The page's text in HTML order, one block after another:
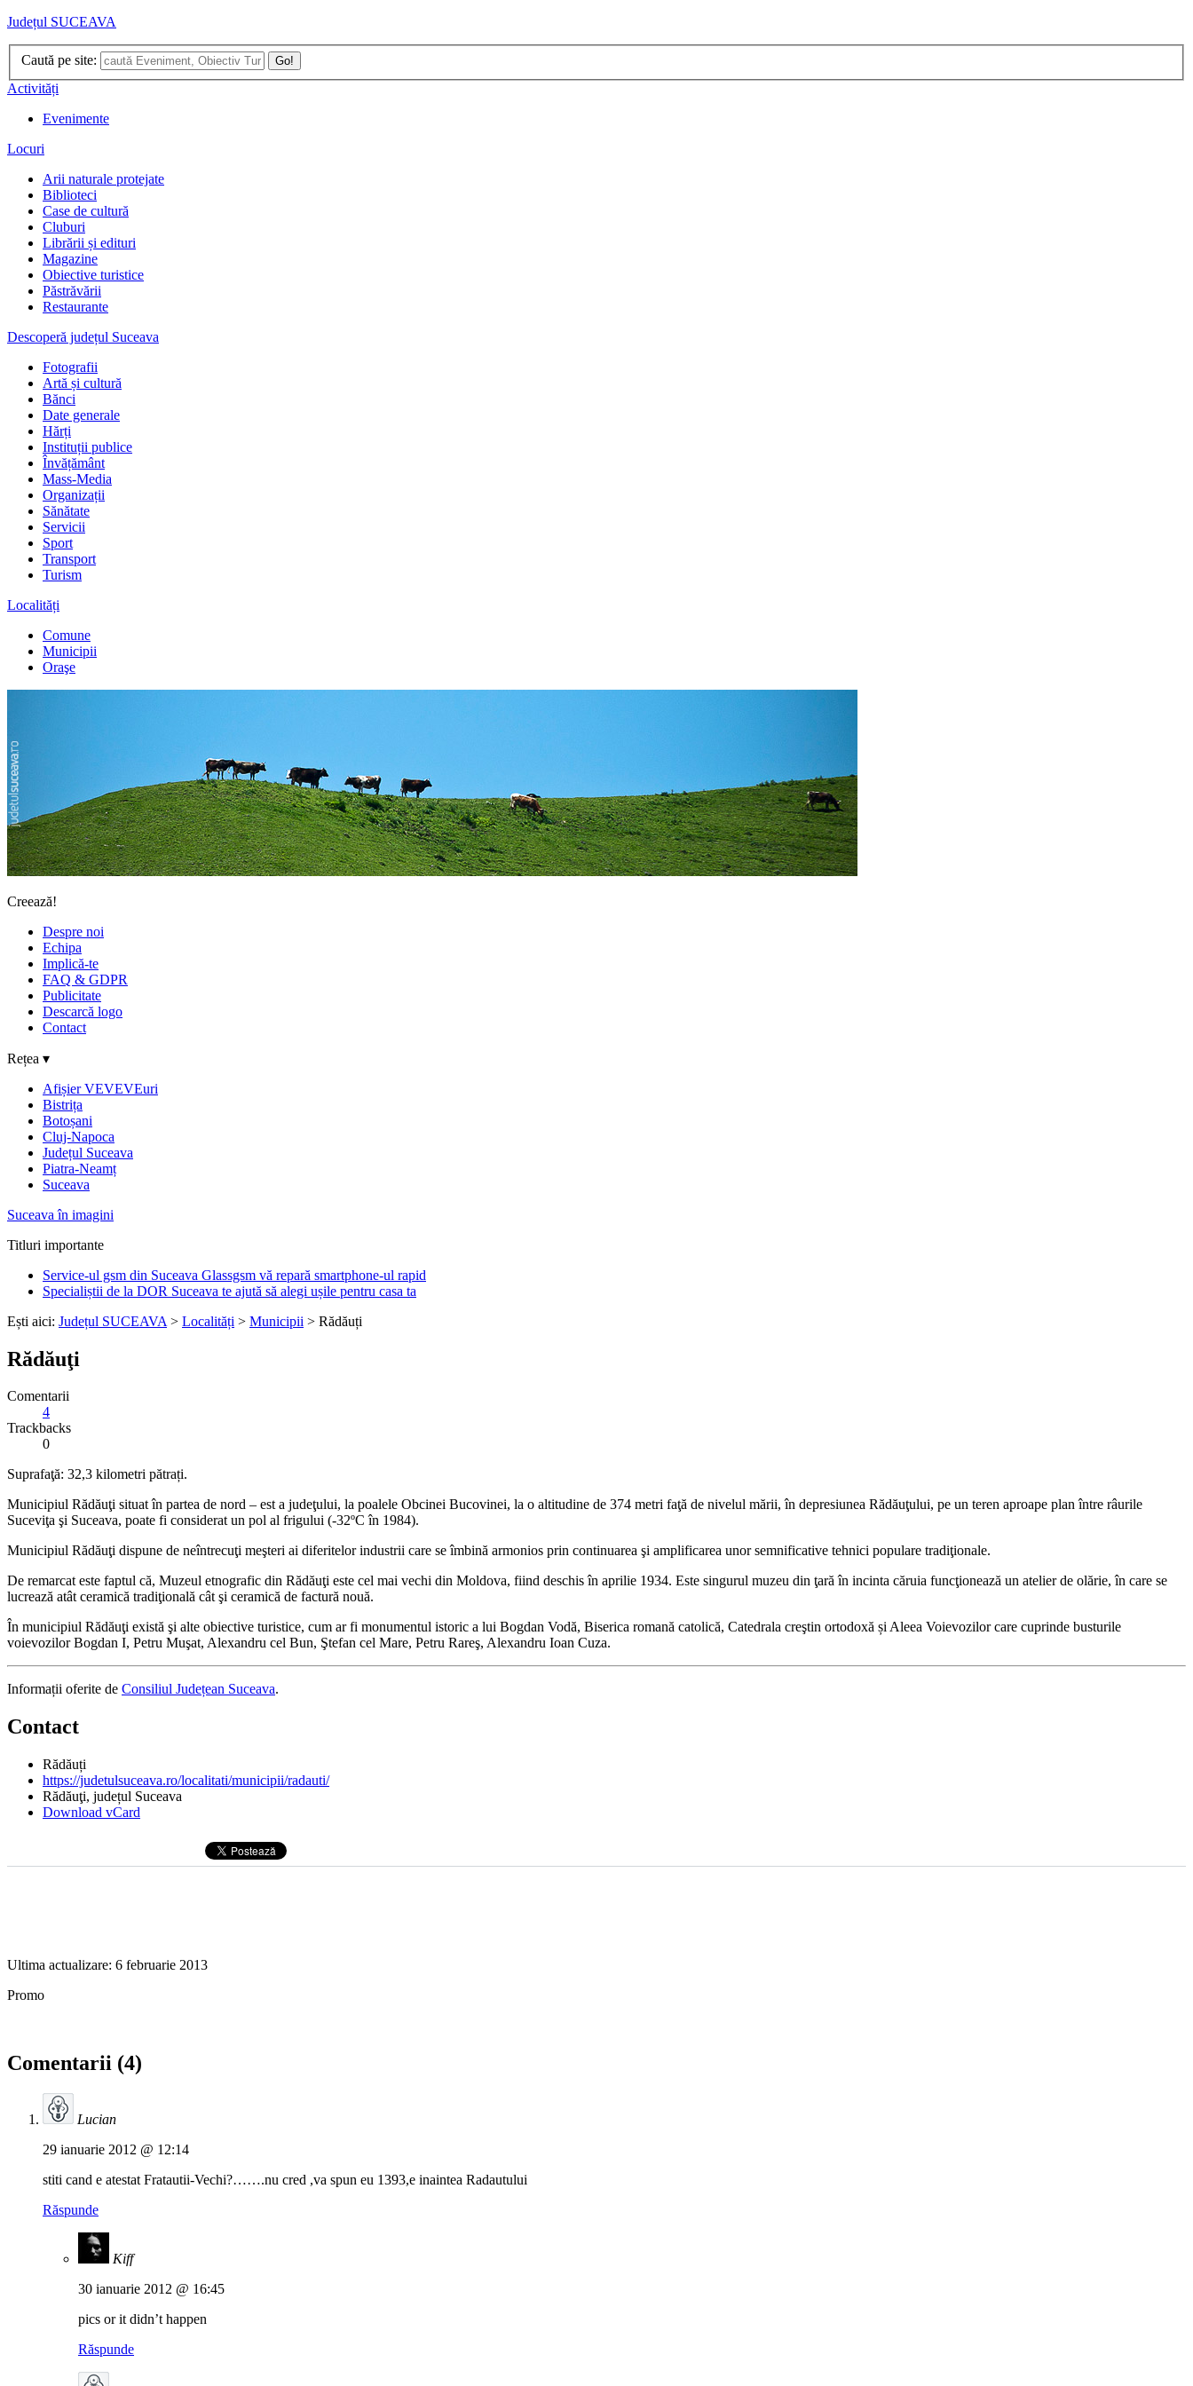
Județul SUCEAVA
Caută pe site: Go!
Activități
Evenimente
Locuri
Arii naturale protejate
Biblioteci
Case de cultură
Cluburi
Librării și edituri
Magazine
Obiective turistice
Păstrăvării
Restaurante
Descoperă județul Suceava
Fotografii
Artă și cultură
Bănci
Date generale
Hărți
Instituții publice
Învățământ
Mass-Media
Organizații
Sănătate
Servicii
Sport
Transport
Turism
Localități
Comune
Municipii
Oraşe
Creează!
Despre noi
Echipa
Implică-te
FAQ & GDPR
Publicitate
Descarcă logo
Contact
Rețea ▾
Afișier VEVEVEuri
Bistrița
Botoșani
Cluj-Napoca
Județul Suceava
Piatra-Neamț
Suceava
Suceava în imagini
Titluri importante
Service-ul gsm din Suceava Glassgsm vă repară smartphone-ul rapid
Specialiștii de la DOR Suceava te ajută să alegi ușile pentru casa ta
Ești aici: Județul SUCEAVA > Localități > Municipii > Rădăuți
Rădăuţi
Comentarii
4
Trackbacks
0
Suprafaţă: 32,3 kilometri pătrați.
Municipiul Rădăuţi situat în partea de nord – est a judeţului, la poalele Obcinei Bucovinei, la o altitudine de 374 metri faţă de nivelul mării, în depresiunea Rădăuţului, pe un teren aproape plan între râurile
Suceviţa şi Suceava, poate fi considerat un pol al frigului (-32ºC în 1984).
Municipiul Rădăuţi dispune de neîntrecuţi meşteri ai diferitelor industrii care se îmbină armonios prin continuarea şi amplificarea unor semnificative tehnici populare tradiţionale.
De remarcat este faptul că, Muzeul etnografic din Rădăuţi este cel mai vechi din Moldova, fiind deschis în aprilie 1934. Este singurul muzeu din ţară în incinta căruia funcţionează un atelier de olărie, în care se
lucrează atât ceramică tradiţională cât şi ceramică de factură nouă.
În municipiul Rădăuţi există şi alte obiective turistice, cum ar fi monumentul istoric a lui Bogdan Vodă, Biserica romană catolică, Catedrala creştin ortodoxă și Aleea Voievozilor care cuprinde busturile
voievozilor Bogdan I, Petru Muşat, Alexandru cel Bun, Ştefan cel Mare, Petru Rareş, Alexandru Ioan Cuza.
Informații oferite de Consiliul Județean Suceava.
Contact
Rădăuți
https://judetulsuceava.ro/localitati/municipii/radauti/
Rădăuţi, județul Suceava
Download vCard
Ultima actualizare: 6 februarie 2013
Promo
Comentarii (4)
Lucian
29 ianuarie 2012 @ 12:14
stiti cand e atestat Fratautii-Vechi?…….nu cred ,va spun eu 1393,e inaintea Radautului
Răspunde
Kiff
30 ianuarie 2012 @ 16:45
pics or it didn’t happen
Răspunde